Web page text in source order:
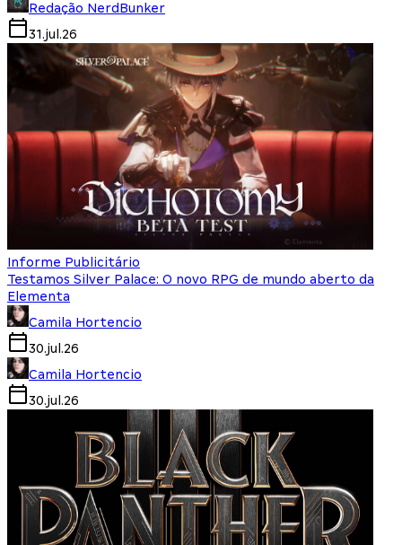
Redação NerdBunker
31.jul.26
Informe Publicitário
Testamos Silver Palace: O novo RPG de mundo aberto da
Elementa
Camila Hortencio
30.jul.26
Camila Hortencio
30.jul.26